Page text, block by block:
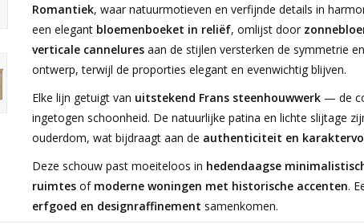
Romantiek, waar natuurmotieven en verfijnde details in
een elegant bloemenboeket in reliëf, omlijst door
verticale canneluresaan de stijlen versterken de symmetrie
ontwerp, terwijl de proporties elegant en evenwichtig blijven.
Elke lijn getuigt van uitstekend Frans steenhouwwerk— de
ingetogen schoonheid. De natuurlijke patina en lichte slijtage
ouderdom, wat bijdraagt aan de authenticiteit en
Deze schouw past moeiteloos in hedendaagse
ruimtesof moderne woningen met historische accenten.
erfgoed en designraffinement samenkomen.